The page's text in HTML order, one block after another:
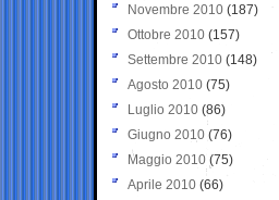
Novembre 2010 (187)
Ottobre 2010 (157)
Settembre 2010 (148)
Agosto 2010 (75)
Luglio 2010 (86)
Giugno 2010 (76)
Maggio 2010 (75)
Aprile 2010 (66)